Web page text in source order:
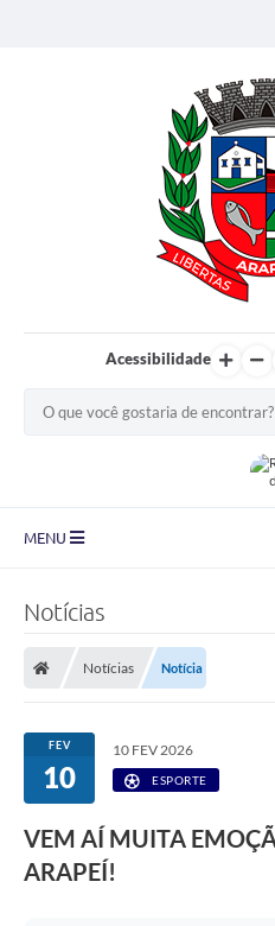
Acessibilidade
MENU
Legislação
Turismo
Editais
Notícias
Notícias Notícia
FEV
10
10 FEV 2026
ESPORTE
VEM AÍ MUITA
ARAPEÍ!